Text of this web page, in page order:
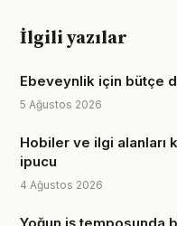
İlgili yazılar
Ebeveynlik için bütçe
5 Ağustos 2026
Hobiler ve ilgi alanları
ipucu
4 Ağustos 2026